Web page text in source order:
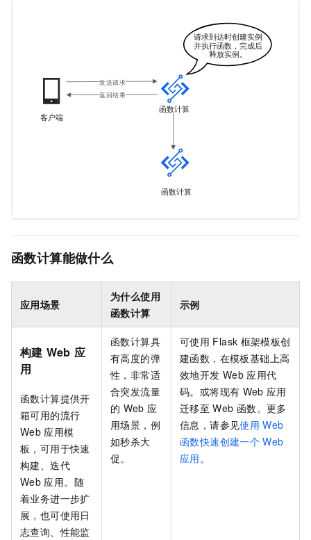
函数计算能做什么
应用场景
为什么使用
函数计算
示例
构建 Web 应
用
函数计算提供开
箱可用的流行
Web 应用模
板，可用于快速
构建、迭代
Web 应用。随
着业务进一步扩
展，也可使用日
志查询、性能监
函数计算具
有高度的弹
性，非常适
合突发流量
的 Web 应
用场景，例
如秒杀大
促。
可使用 Flask 框架模板创
建函数，在模板基础上高
效地开发 Web 应用代
码。或将现有 Web 应用
迁移至 Web 函数。更多
信息，请参见使用 Web
函数快速创建一个 Web
应用。